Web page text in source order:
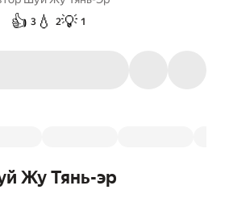
👍 3💧 2💡 1
Жу Тянь-эр